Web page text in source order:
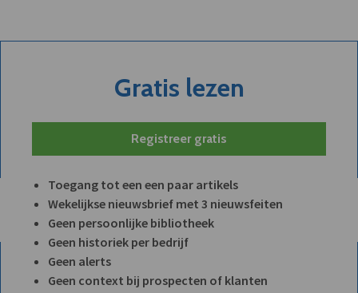
Gratis lezen
Registreer gratis
Toegang tot een een paar artikels
Wekelijkse nieuwsbrief met 3 nieuwsfeiten
Geen persoonlijke bibliotheek
Geen historiek per bedrijf
Geen alerts
Geen context bij prospecten of klanten